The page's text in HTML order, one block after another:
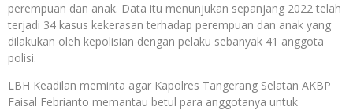
perempuan dan anak. Data itu menunjukan sepanjang 2022 telah
terjadi 34 kasus kekerasan terhadap perempuan dan anak yang
dilakukan oleh kepolisian dengan pelaku sebanyak 41 anggota
polisi.
LBH Keadilan meminta agar Kapolres Tangerang Selatan AKBP
Faisal Febrianto memantau betul para anggotanya untuk